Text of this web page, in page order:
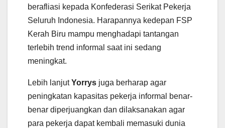
berafliasi kepada Konfederasi Serikat Pekerja
Seluruh Indonesia. Harapannya kedepan FSP
Kerah Biru mampu menghadapi tantangan
terlebih trend informal saat ini sedang
meningkat.
Lebih lanjutYorrys juga berharap agar
peningkatan kapasitas pekerja informal benar-
benar diperjuangkan dan dilaksanakan agar
para pekerja dapat kembali memasuki dunia